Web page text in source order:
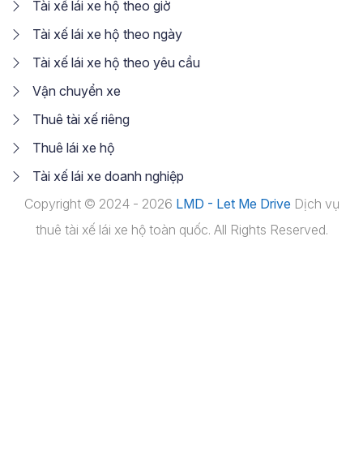
Tài xế lái xe hộ theo giờ
Tài xế lái xe hộ theo ngày
Tài xế lái xe hộ theo yêu cầu
Vận chuyển xe
Thuê tài xế riêng
Thuê lái xe hộ
Tài xế lái xe doanh nghiệp
Copyright © 2024 - 2026 LMD - Let Me Drive Dịch vụ
thuê tài xế lái xe hộ toàn quốc. All Rights Reserved.